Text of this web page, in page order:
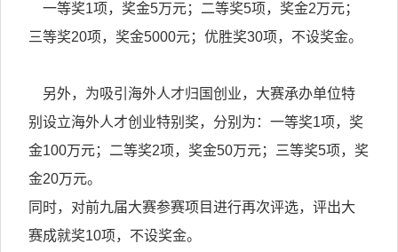
一等奖1项，奖金5万元；二等奖5项，奖金2万元；
三等奖20项，奖金5000元；优胜奖30项，不设奖金。
另外，为吸引海外人才归国创业，大赛承办单位特
别设立海外人才创业特别奖，分别为：一等奖1项，奖
金100万元；二等奖2项，奖金50万元；三等奖5项，奖
金20万元。
同时，对前九届大赛参赛项目进行再次评选，评出大
赛成就奖10项，不设奖金。